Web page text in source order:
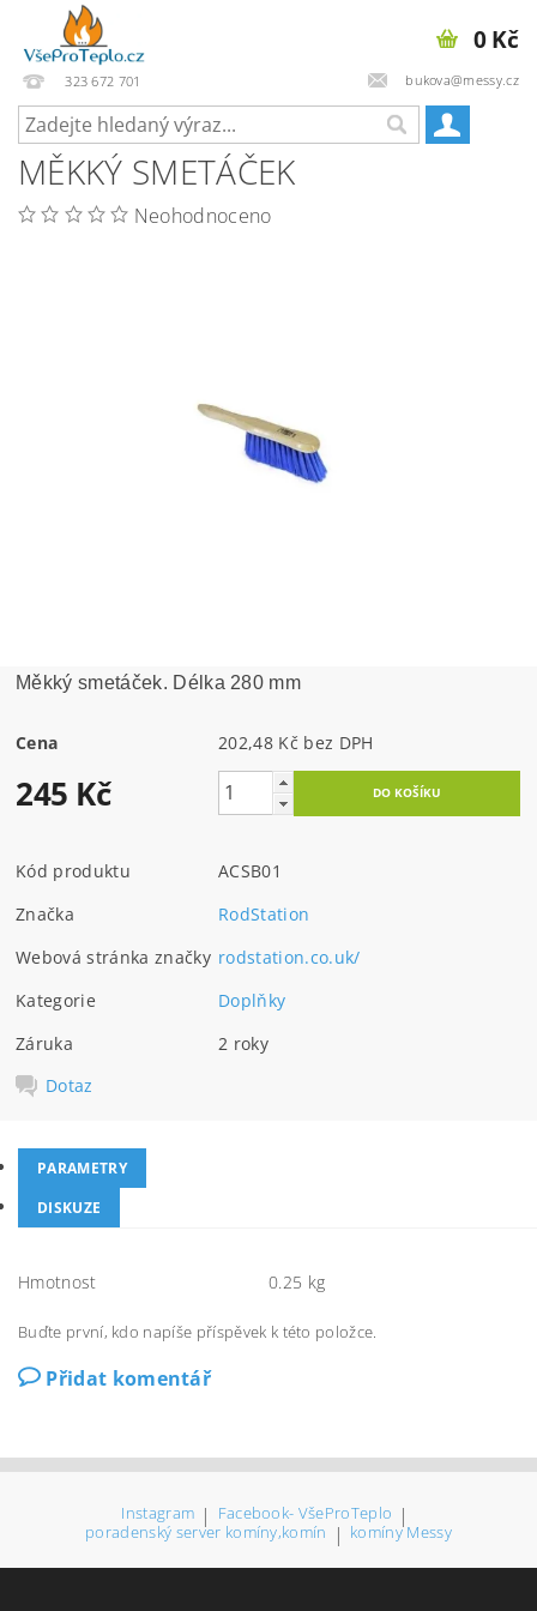
323 672 701 bukova@messy.cz
0 Kč
MĚKKÝ SMETÁČEK
Neohodnoceno
Měkký smetáček. Délka 280 mm
Cena 202,48 Kč bez DPH
245 Kč
Kód produktu
ACSB01
Značka
RodStation
Webová stránka značky rodstation.co.uk/
Kategorie
Doplňky
Záruka
2 roky
Dotaz
PARAMETRY
DISKUZE
Hmotnost 0.25 kg
Buďte první, kdo napíše příspěvek k této položce.
Přidat komentář
Instagram | Facebook- VšeProTeplo |
poradenský server komíny,komín | komíny Messy